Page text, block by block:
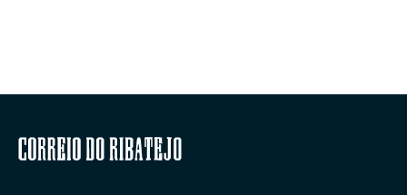
Correio do Ribatejo